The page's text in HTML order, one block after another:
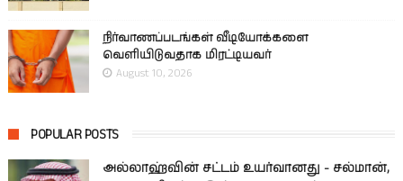
நிர்வாணப்படங்கள் வீடியோக்களை
வெளியிடுவதாக மிரட்டியவர்
August 10, 2026
POPULAR POSTS
அல்லாஹ்வின் சட்டம் உயர்வானது - சல்மான்,